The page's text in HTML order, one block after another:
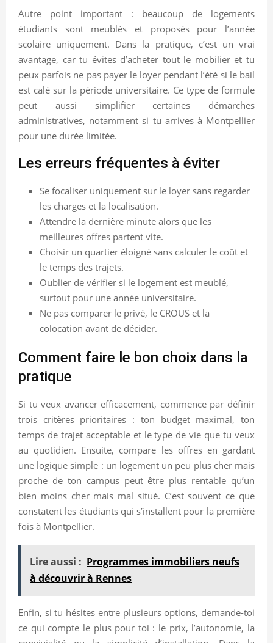
Autre point important : beaucoup de logements
étudiants sont meublés et proposés pour l’année
scolaire uniquement. Dans la pratique, c’est un vrai
avantage, car tu évites d’acheter tout le mobilier et tu
peux parfois ne pas payer le loyer pendant l’été si le bail
est calé sur la période universitaire. Ce type de formule
peut aussi simplifier certaines démarches
administratives, notamment si tu arrives à Montpellier
pour une durée limitée.
Les erreurs fréquentes à éviter
Se focaliser uniquement sur le loyer sans regarder
les charges et la localisation.
Attendre la dernière minute alors que les
meilleures offres partent vite.
Choisir un quartier éloigné sans calculer le coût et
le temps des trajets.
Oublier de vérifier si le logement est meublé,
surtout pour une année universitaire.
Ne pas comparer le privé, le CROUS et la
colocation avant de décider.
Comment faire le bon choix dans la
pratique
Si tu veux avancer efficacement, commence par définir
trois critères prioritaires : ton budget maximal, ton
temps de trajet acceptable et le type de vie que tu veux
au quotidien. Ensuite, compare les offres en gardant
une logique simple : un logement un peu plus cher mais
proche de ton campus peut être plus rentable qu’un
bien moins cher mais mal situé. C’est souvent ce que
constatent les étudiants qui s’installent pour la première
fois à Montpellier.
Lire aussi : Programmes immobiliers neufs
à découvrir à Rennes
Enfin, si tu hésites entre plusieurs options, demande-toi
ce qui compte le plus pour toi : le prix, l’autonomie, la